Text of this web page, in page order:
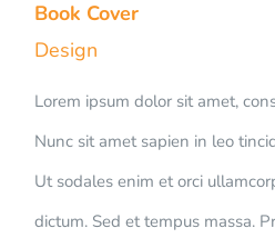
Book Cover
Design
Lorem ipsum dolor sit amet,
Nunc sit amet sapien in leo
Ut sodales enim et orci
dictum. Sed et tempus massa.